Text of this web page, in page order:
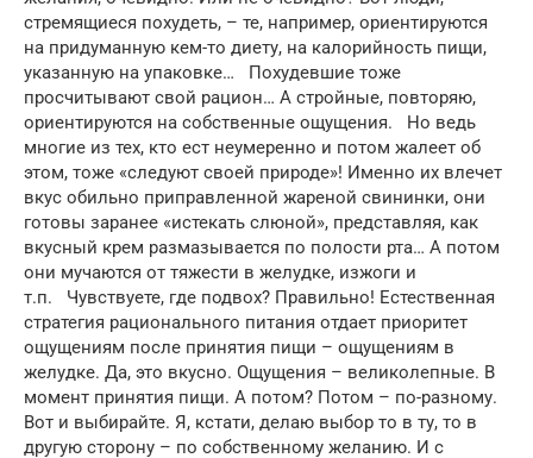
стремящиеся похудеть, – те, например, ориентируются
на придуманную кем-то диету, на калорийность пищи,
указанную на упаковке… Похудевшие тоже
просчитывают свой рацион… А стройные, повторяю,
ориентируются на собственные ощущения. Но ведь
многие из тех, кто ест неумеренно и потом жалеет об
этом, тоже «следуют своей природе»! Именно их влечет
вкус обильно приправленной жареной свининки, они
готовы заранее «истекать слюной», представляя, как
вкусный крем размазывается по полости рта… А потом
они мучаются от тяжести в желудке, изжоги и
т.п. Чувствуете, где подвох? Правильно! Естественная
стратегия рационального питания отдает приоритет
ощущениям после принятия пищи – ощущениям в
желудке. Да, это вкусно. Ощущения – великолепные. В
момент принятия пищи. А потом? Потом – по-разному.
Вот и выбирайте. Я, кстати, делаю выбор то в ту, то в
другую сторону – по собственному желанию. И с